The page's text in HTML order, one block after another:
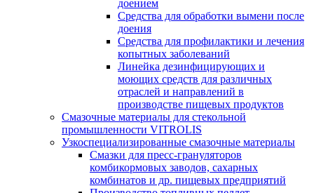
доением
Средства для обработки вымени после
доения
Средства для профилактики и лечения
копытных заболеваний
Линейка дезинфицирующих и
моющих средств для различных
отраслей и направлений в
производстве пищевых продуктов
Смазочные материалы для стекольной
промышленности VITROLIS
Узкоспециализированные смазочные материалы
Смазки для пресс-грануляторов
комбикормовых заводов, сахарных
комбинатов и др. пищевых предприятий